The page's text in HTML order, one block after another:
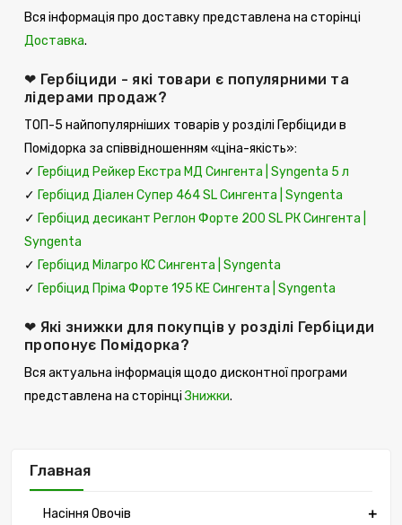
Главная
Насіння Овочів
Вся інформація про доставку представлена ​​на сторінці
Доставка.
❤ Гербіциди - які товари є популярними та
лідерами продаж?
ТОП-5 найпопулярніших товарів у розділі Гербіциди в
Помідорка за співвідношенням «ціна-якість»:
✓ Гербіцид Рейкер Екстра МД Сингента | Syngenta 5 л
✓ Гербіцид Діален Супер 464 SL Сингента | Syngenta
✓ Гербіцид десикант Реглон Форте 200 SL РК Сингента |
Syngenta
✓ Гербіцид Мілагро КС Сингента | Syngenta
✓ Гербіцид Пріма Форте 195 КЕ Сингента | Syngenta
❤ Які знижки для покупців у розділі Гербіциди
пропонує Помідорка?
Вся актуальна інформація щодо дисконтної програми
представлена ​​на сторінціЗнижки.